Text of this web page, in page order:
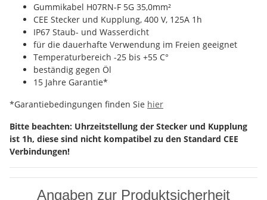
Gummikabel H07RN-F 5G 35,0mm²
CEE Stecker und Kupplung, 400 V, 125A 1h
IP67 Staub- und Wasserdicht
für die dauerhafte Verwendung im Freien geeignet
Temperaturbereich -25 bis +55 C°
beständig gegen Öl
15 Jahre Garantie*
*Garantiebedingungen finden Sie hier
Bitte beachten: Uhrzeitstellung der Stecker und Kupplung
ist 1h, diese sind nicht kompatibel zu den Standard CEE
Verbindungen!
Angaben zur Produktsicherheit